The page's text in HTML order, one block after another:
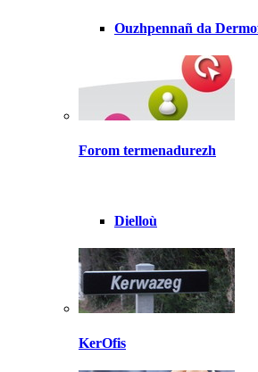
Ouzhpennañ da
Forom termenadurezh
Dielloù
KerOfis